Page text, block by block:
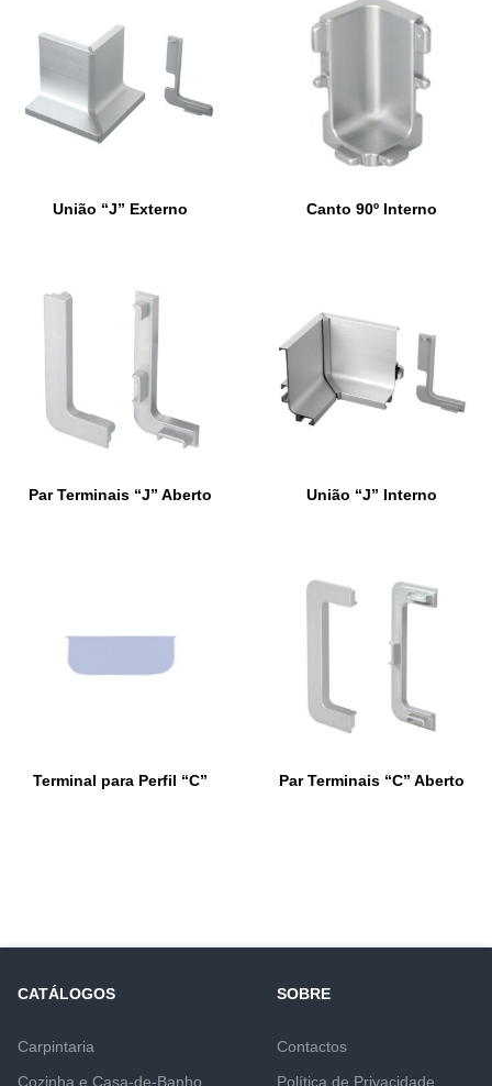
União “J” Externo Canto 90º Interno
Par Terminais “J” Aberto União “J” Interno
Terminal para Perfil “C” Par Terminais “C” Aberto
CATÁLOGOS
Carpintaria
Cozinha e Casa-de-Banho
SOBRE
Contactos
Política de Privacidade